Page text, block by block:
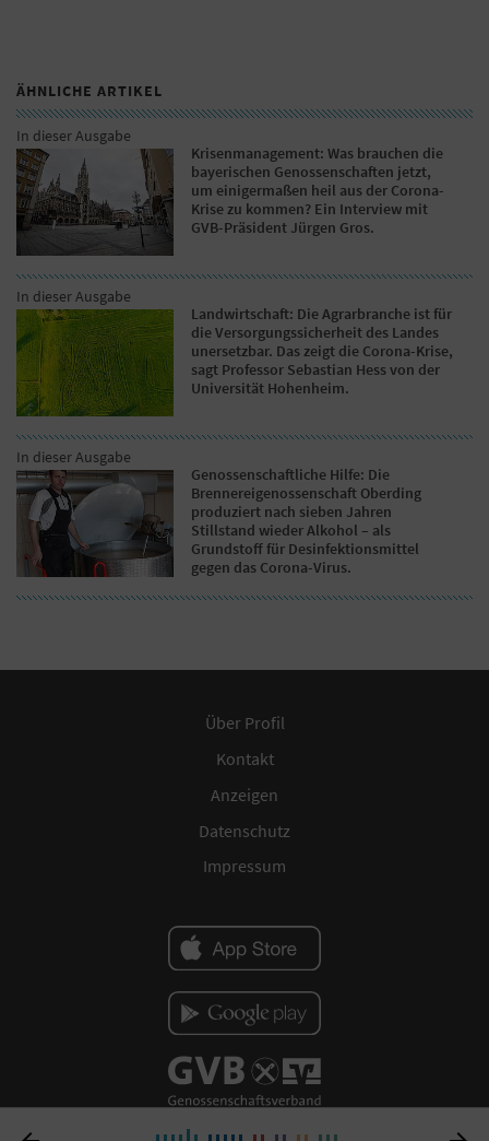
ÄHNLICHE ARTIKEL
In dieser Ausgabe
Krisenmanagement: Was brauchen die
bayerischen Genossenschaften jetzt,
um einigermaßen heil aus der Corona-
Krise zu kommen? Ein Interview mit
GVB-Präsident Jürgen Gros.
In dieser Ausgabe
Landwirtschaft: Die Agrarbranche ist für
die Versorgungssicherheit des Landes
unersetzbar. Das zeigt die Corona-Krise,
sagt Professor Sebastian Hess von der
Universität Hohenheim.
In dieser Ausgabe
Genossenschaftliche Hilfe: Die
Brennereigenossenschaft Oberding
produziert nach sieben Jahren
Stillstand wieder Alkohol – als
Grundstoff für Desinfektionsmittel
gegen das Corona-Virus.
Über Profil
Kontakt
Anzeigen
Datenschutz
Impressum